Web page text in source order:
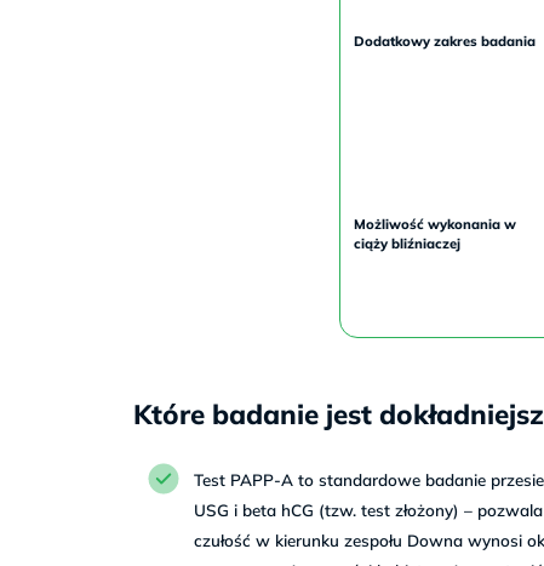
Dodatkowy zakres badania
Możliwość wykonania w
ciąży bliźniaczej
Które badanie jest
Test PAPP-A to standardowe badanie
USG i beta hCG (tzw. test złożony) –
czułość w kierunku zespołu Downa wynosi